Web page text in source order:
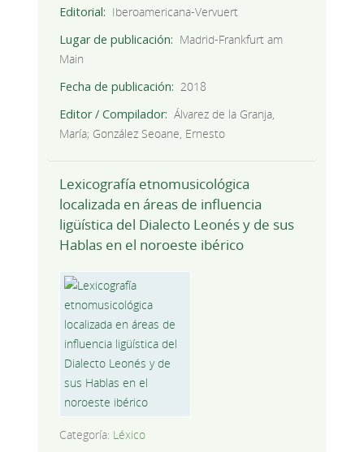
Editorial
Iberoamericana-Vervuert
Lugar de publicación
Madrid-Frankfurt am
Main
Fecha de publicación
2018
Editor / Compilador
Álvarez de la Granja,
María; González Seoane, Ernesto
Lexicografía etnomusicológica
localizada en áreas de influencia
ligüística del Dialecto Leonés y de sus
Hablas en el noroeste ibérico
Categoría: Léxico